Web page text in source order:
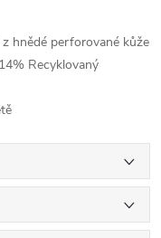
hnědé perforované kůže
Recyklovaný